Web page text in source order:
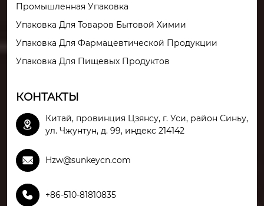
Промышленная Упаковка
Упаковка Для Товаров Бытовой Химии
Упаковка Для Фармацевтической Продукции
Упаковка Для Пищевых Продуктов
КОНТАКТЫ

Китай, провинция Цзянсу, г. Уси, район Синьу,
ул. Чжунтун, д. 99, индекс 214142
 Hzw@sunkeycn.com
 +86-510-81810835